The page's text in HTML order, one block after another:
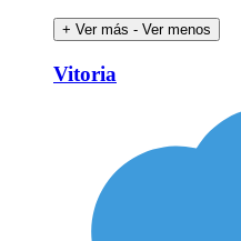
+ Ver más - Ver menos
Vitoria